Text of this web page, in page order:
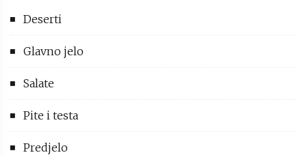
Deserti
Glavno jelo
Salate
Pite i testa
Predjelo